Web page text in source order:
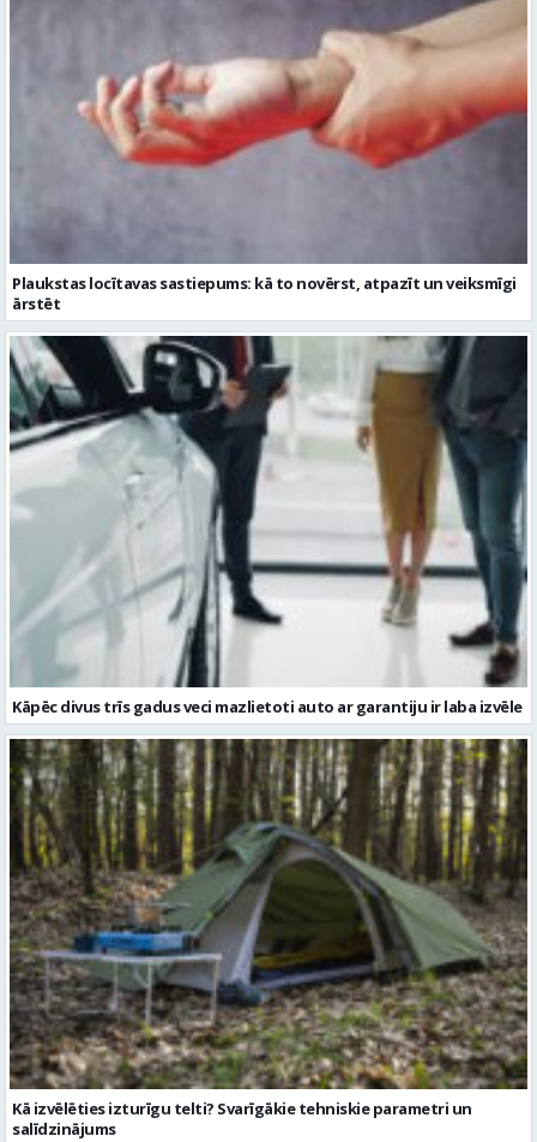
Plaukstas locītavas sastiepums: kā to novērst, atpazīt un veiksmīgi
ārstēt
Kāpēc divus trīs gadus veci mazlietoti auto ar garantiju ir laba izvēle
Kā izvēlēties izturīgu telti? Svarīgākie tehniskie parametri un
salīdzinājums